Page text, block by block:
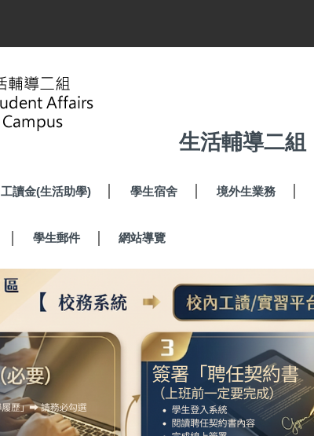
生活輔導二組
工讀金(生活助學) 學生宿舍 境外生業務
學生郵件 網站導覽